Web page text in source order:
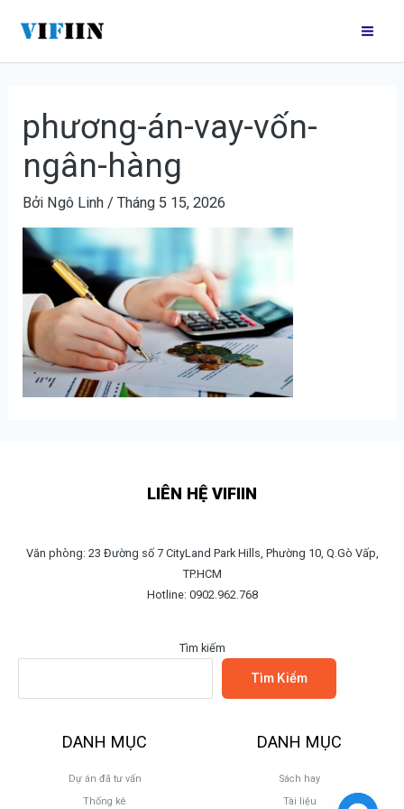
nội
phương-án-vay-vốn-
ngân-hàng
Bởi Ngô Linh /Tháng 5 15, 2026
LIÊN HỆ VIFIIN
Văn phòng: 23 Đường số 7 CityLand Park Hills, Phường 10, Q.Gò Vấp,
TP.HCM
Hotline: 0902.962.768
Tìm kiếm
Tìm Kiếm
DANH MỤC
Dự án đã tư vấn
Thống kê
DANH MỤC
Sách hay
Tài liệu